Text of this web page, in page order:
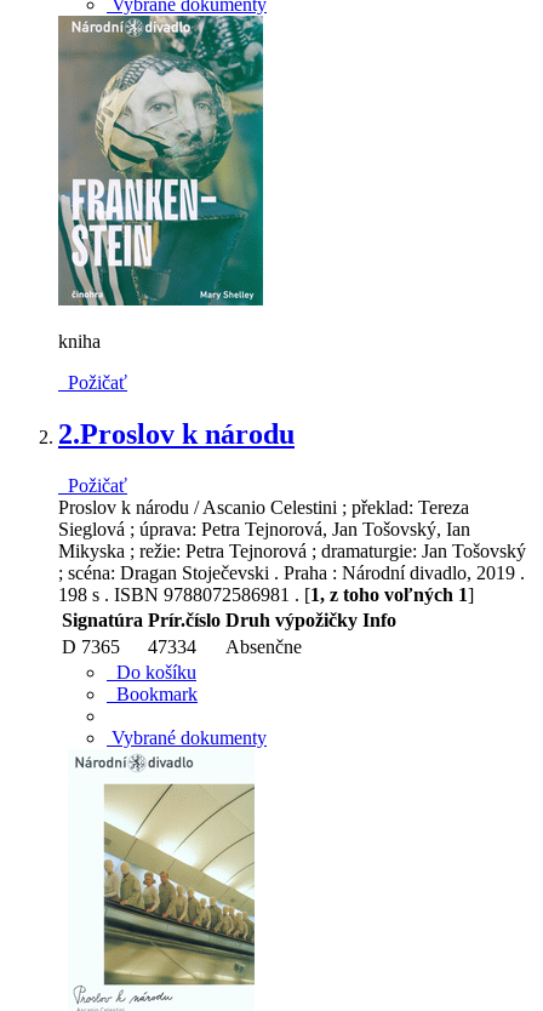
kniha
Požičať
2.Proslov k národu
Požičať
Proslov k národu / Ascanio Celestini ; překlad: Tereza
Sieglová ; úprava: Petra Tejnorová, Jan Tošovský, Ian
Mikyska ; režie: Petra Tejnorová ; dramaturgie: Jan Tošovský
; scéna: Dragan Stoječevski . Praha : Národní divadlo, 2019 .
198 s . ISBN 9788072586981 . [1, z toho voľných 1]
Signatúra Prír.číslo Druh výpožičky Info
D 7365
47334
Absenčne
Do košíku
Bookmark
Vybrané dokumenty